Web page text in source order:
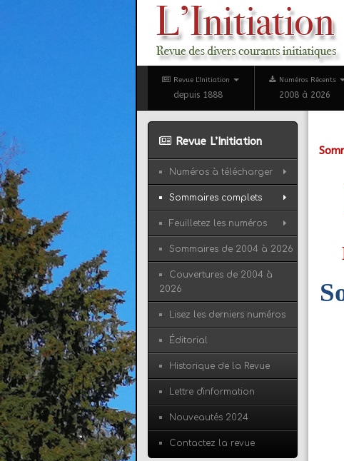
Revue L'Initiation
depuis 1888
Numéros Récents
2008 à 2026
Revue L’Initiation
Numéros à télécharger
Sommaires complets
Feuilletez les numéros
Sommaires de 2004 à 2026
Couvertures de 2004 à
2026
Lisez les derniers numéros
Éditorial
Historique de la Revue
Lettre d'information
Nouveautés 2024
Contactez la revue